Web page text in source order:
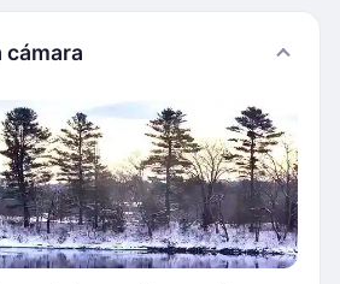
cámara